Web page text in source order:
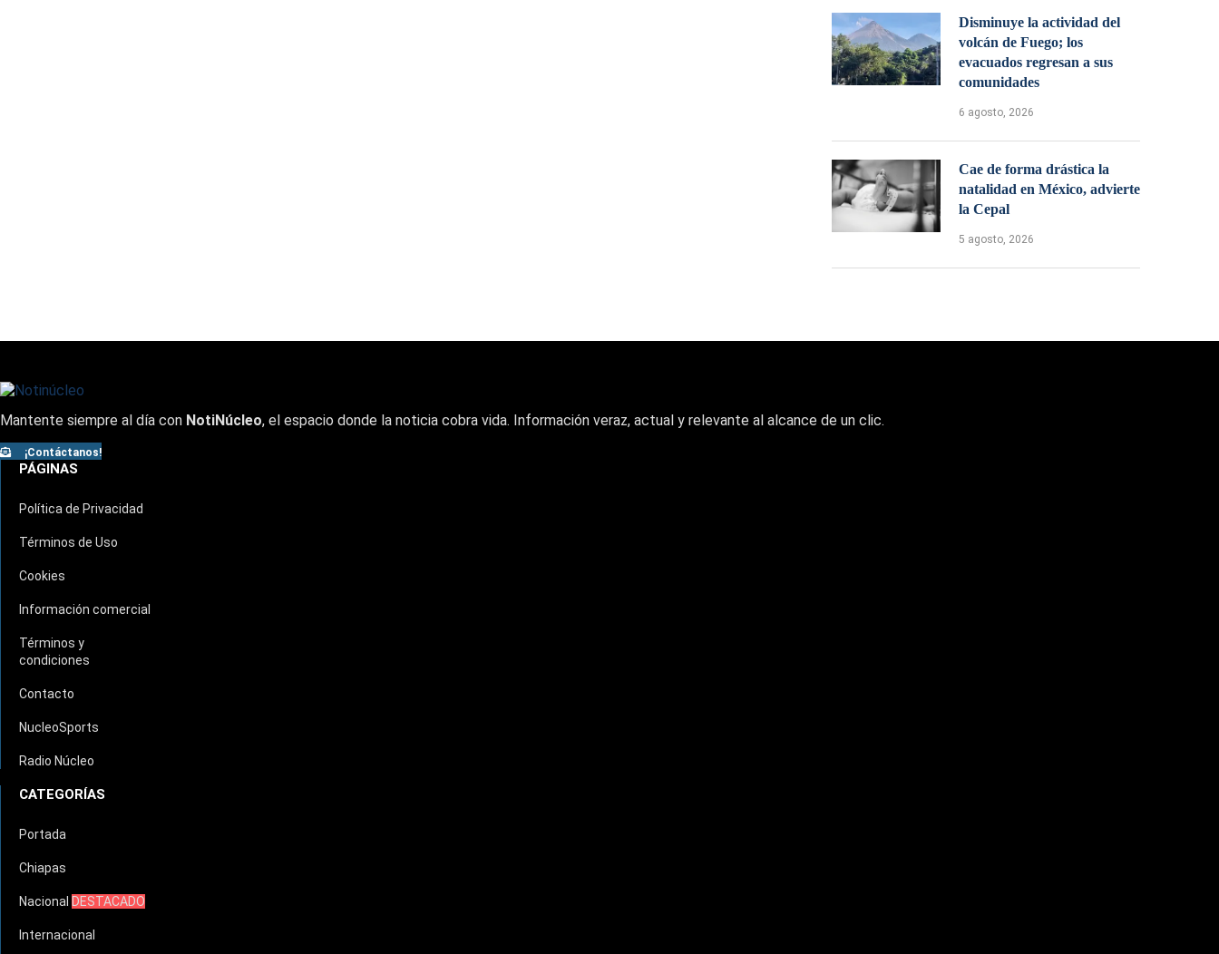
Disminuye la actividad del
volcán de Fuego; los
evacuados regresan a sus
comunidades
6 agosto, 2026
Cae de forma drástica la
natalidad en México, advierte
la Cepal
5 agosto, 2026
Mantente siempre al día con NotiNúcleo, el espacio donde la noticia cobra vida. Información veraz, actual y relevante al alcance de un clic.
¡Contáctanos!
PÁGINAS
Política de Privacidad
Términos de Uso
Cookies
Información comercial
Términos y
condiciones
Contacto
NucleoSports
Radio Núcleo
CATEGORÍAS
Portada
Chiapas
Nacional DESTACADO
Internacional